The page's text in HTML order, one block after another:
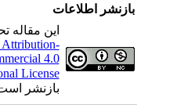
بازنشر اطلاعات
این مقاله
Attribution-
4.0
License
بازنشر است.